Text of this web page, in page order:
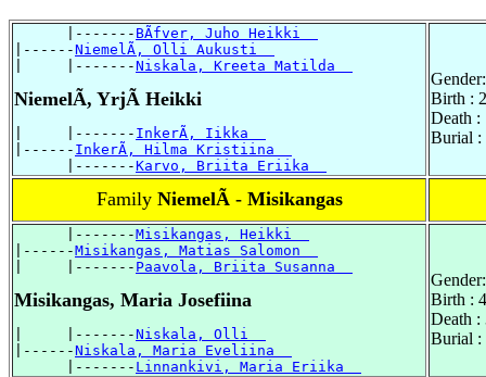
      |-------
BÃfver, Juho Heikki
|------NiemelÃ, Olli Aukusti
|     |-------Niskala, Kreeta Matilda
NiemelÃ, YrjÃ Heikki
|     |------- InkerÃ, Iikka
|------ InkerÃ, Hilma Kristiina
      |-------
Karvo, Briita Eriika
Birth :
Death :
Burial :
Family NiemelÃ - Misikangas
      |-------
Misikangas, Heikki
|------Misikangas, Matias Salomon
|     |------- Paavola, Briita Susanna
Misikangas, Maria Josefiina
|     |-------Niskala, Olli
|------Niskala, Maria Eveliina
      |-------
Linnankivi, Maria Eriika
Birth :
Death :
Burial :